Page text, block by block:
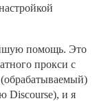
помощь. Это
прокси с
Discourse), и я